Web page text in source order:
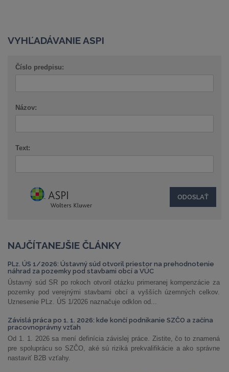
VYHĽADÁVANIE ASPI
Číslo predpisu:
Názov:
Text:
NAJČÍTANEJŠIE ČLÁNKY
PLz. ÚS 1/2026: Ústavný súd otvoril priestor na prehodnotenie
náhrad za pozemky pod stavbami obcí a VÚC
Ústavný súd SR po rokoch otvoril otázku primeranej kompenzácie za
pozemky pod verejnými stavbami obcí a vyšších územných celkov.
Uznesenie PLz. ÚS 1/2026 naznačuje odklon od...
Závislá práca po 1. 1. 2026: kde končí podnikanie SZČO a začína
pracovnoprávny vzťah
Od 1. 1. 2026 sa mení definícia závislej práce. Zistite, čo to znamená
pre spoluprácu so SZČO, aké sú riziká prekvalifikácie a ako správne
nastaviť B2B vzťahy.